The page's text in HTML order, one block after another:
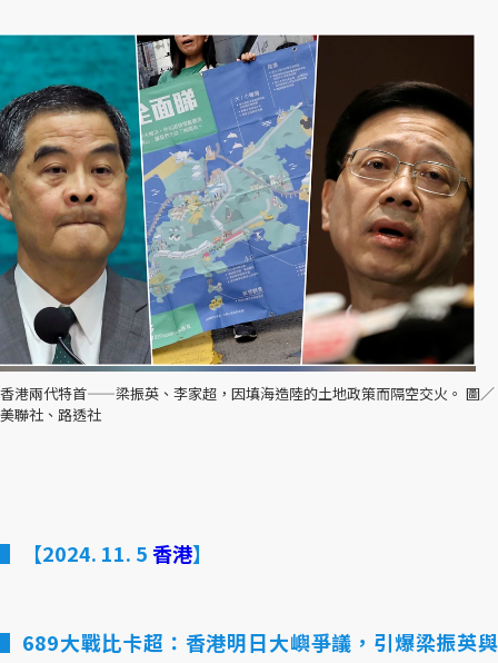
香港兩代特首——梁振英、李家超，因填海造陸的土地政策而隔空交火。 圖／
美聯社、路透社
【2024. 11. 5香港】
689大戰比卡超：香港明日大嶼爭議，引爆梁振英與